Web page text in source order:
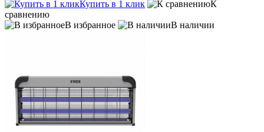
Купить в 1 клик
К
сравнению
В избранное
В наличии